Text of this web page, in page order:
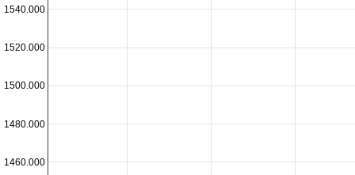
1460.000
1480.000
1500.000
1520.000
1540.000